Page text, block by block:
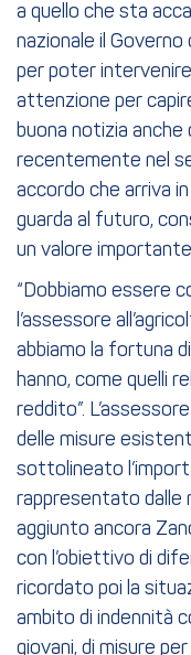
a quello che sta
nazionale il
per poter
attenzione per
buona notizia anche
recentemente nel
accordo che arriva
guarda al futuro,
un valore
“Dobbiamo essere
l’assessore
abbiamo la fortuna
hanno, come quelli
reddito”.
delle misure
sottolineato
rappresentato dalle
aggiunto ancora
con l’obiettivo di
ricordato poi la
ambito di indennità
giovani, di misure